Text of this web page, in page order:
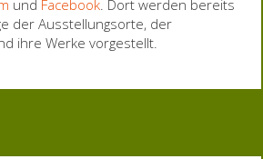
und Facebook. Dort werden bereits
der Ausstellungsorte, der
ihre Werke vorgestellt.